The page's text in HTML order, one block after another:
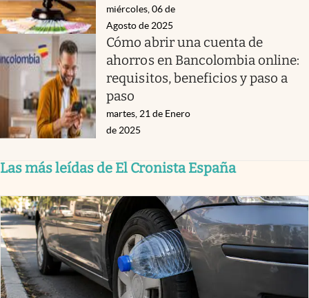
miércoles, 06 de
Agosto de 2025
Cómo abrir una cuenta de
ahorros en Bancolombia online:
requisitos, beneficios y paso a
paso
martes, 21 de Enero
de 2025
Las más leídas de El Cronista España